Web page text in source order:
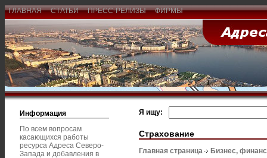
ГЛАВНАЯ СТАТЬИ ПРЕСС-РЕЛИЗЫ ФИРМЫ
Информация
По всем вопросам
касающихся работы
ресурса Адреса Северо-
Запада и добавления в
Я ищу:
Страхование
Главная страница Бизнес,